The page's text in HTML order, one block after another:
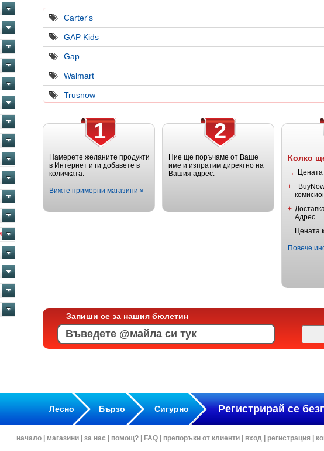
Carter's
GAP Kids
Gap
Walmart
Trusnow
1
Намерете желаните продукти
в Интернет и ги добавете в
количката.
Вижте примерни магазини »
2
Ние ще поръчаме от Ваше
име и изпратим директно на
Вашия адрес.
Колко
→
Цената
+
+
Адрес
= Цената
Повече
Запиши се за нашия бюлетин
Лесно Бързо Сигурно Регистрирай се
начало магазини за нас помощ? FAQ препоръки от клиенти вход регистрация